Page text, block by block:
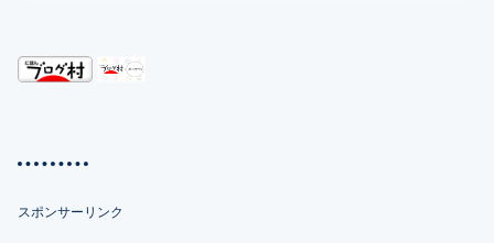
スポンサーリンク